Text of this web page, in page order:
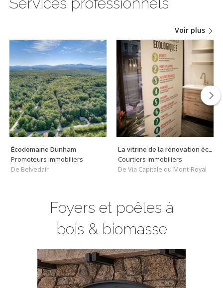
Voir plus
Écodomaine Dunham
Promoteurs immobiliers
De Belvedair
La vitrine de la rénovation écologique
Courtiers immobiliers
De Via Capitale du Mont-Royal
Foyers et poêles à
bois & biomasse